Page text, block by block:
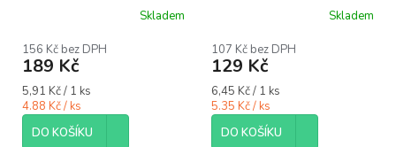
produktu
je
z
5
hvězdiček.
Skladem
156 Kč bez DPH
189 Kč
Měrná
cena:
5,91 Kč / 1 ks
4.88 Kč / ks
DO KOŠÍKU
produktu
je
z
5
hvězdiček.
Skladem
107 Kč bez DPH
129 Kč
Měrná
cena:
6,45 Kč / 1 ks
5.35 Kč / ks
DO KOŠÍKU